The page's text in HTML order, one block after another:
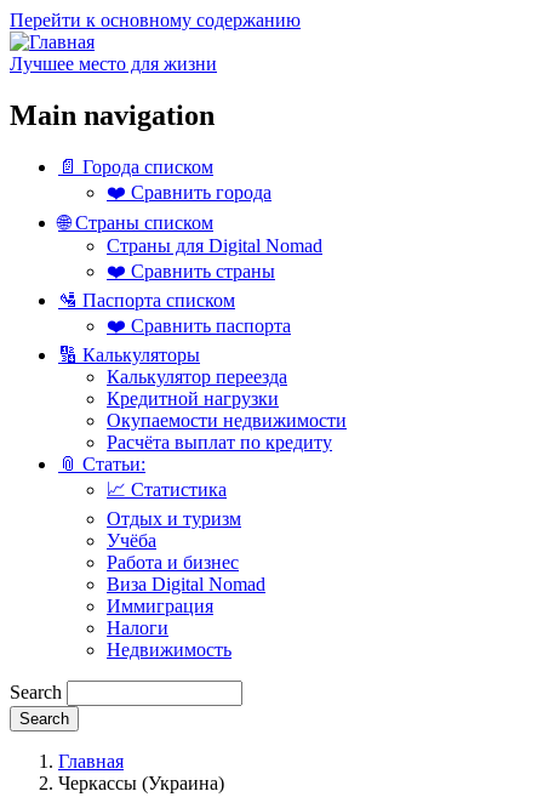
Перейти к основному содержанию
Лучшее место для жизни
Main navigation
📄 Города списком
❤️ Сравнить города
🌐 Страны списком
Страны для Digital Nomad
❤️ Сравнить страны
🛂 Паспорта списком
❤️ Сравнить паспорта
🔢 Калькуляторы
Калькулятор переезда
Кредитной нагрузки
Окупаемости недвижимости
Расчёта выплат по кредиту
📎 Статьи:
📈 Статистика
Отдых и туризм
Учёба
Работа и бизнес
Виза Digital Nomad
Иммиграция
Налоги
Недвижимость
Search
Главная
Черкассы (Украина)